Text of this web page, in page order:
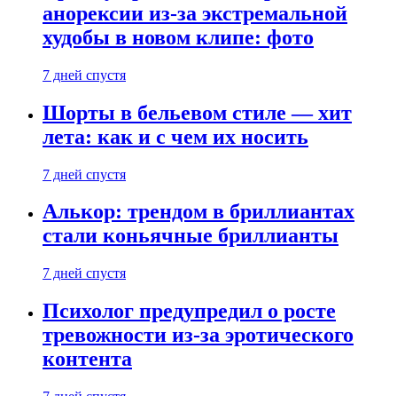
анорексии из-за экстремальной
худобы в новом клипе: фото
7 дней спустя
Шорты в бельевом стиле — хит
лета: как и с чем их носить
7 дней спустя
Алькор: трендом в бриллиантах
стали коньячные бриллианты
7 дней спустя
Психолог предупредил о росте
тревожности из-за эротического
контента